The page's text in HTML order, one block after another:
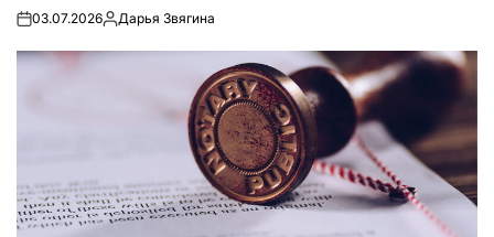
on03.07.2026Опубліковано
Дарья Звягина